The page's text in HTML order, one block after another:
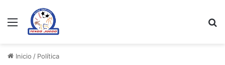
Menu
Inicio / Política